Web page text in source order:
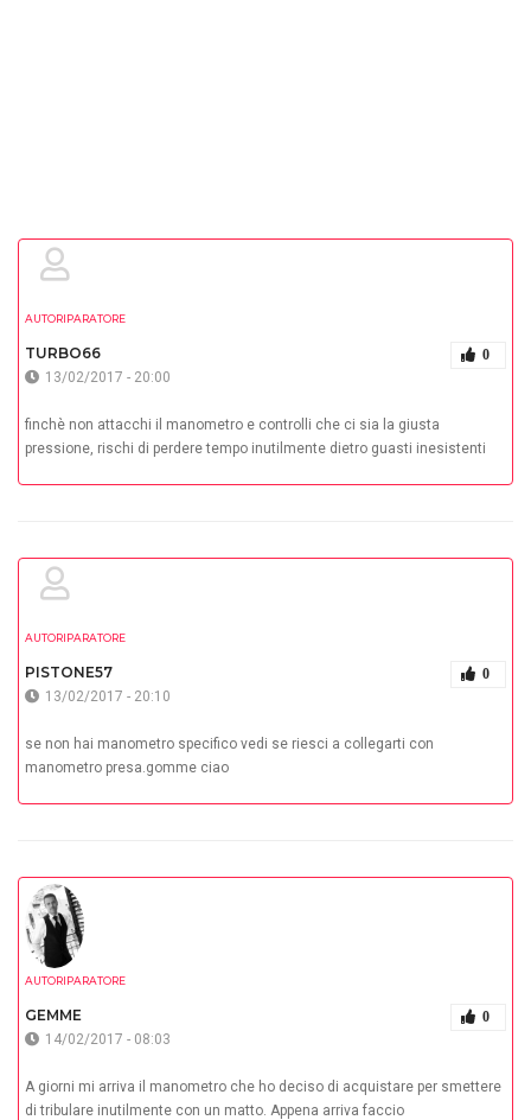
AUTORIPARATORE
TURBO66 0
13/02/2017 - 20:00
finchè non attacchi il manometro e controlli che ci sia la giusta
pressione, rischi di perdere tempo inutilmente dietro guasti inesistenti
AUTORIPARATORE
PISTONE57 0
13/02/2017 - 20:10
se non hai manometro specifico vedi se riesci a collegarti con
manometro presa.gomme ciao
AUTORIPARATORE
GEMME 0
14/02/2017 - 08:03
A giorni mi arriva il manometro che ho deciso di acquistare per smettere
di tribulare inutilmente con un matto. Appena arriva faccio